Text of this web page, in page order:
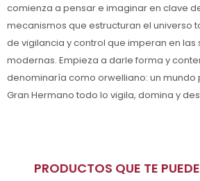
comienza a pensar e imaginar en clave
mecanismos que estructuran el universo
de vigilancia y control que imperan en
modernas. Empieza a darle forma y
denominaría como orwelliano: un
Gran Hermano todo lo vigila, domina y
PRODUCTOS QUE TE